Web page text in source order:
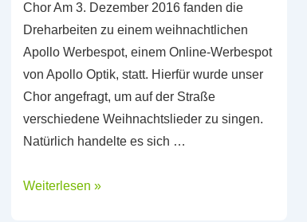
Chor Am 3. Dezember 2016 fanden die
Dreharbeiten zu einem weihnachtlichen
Apollo Werbespot, einem Online-Werbespot
von Apollo Optik, statt. Hierfür wurde unser
Chor angefragt, um auf der Straße
verschiedene Weihnachtslieder zu singen.
Natürlich handelte es sich …
Apollo
Weiterlesen »